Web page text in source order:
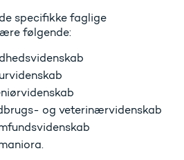
specifikke faglige
følgende:
og veterinærvidenskab